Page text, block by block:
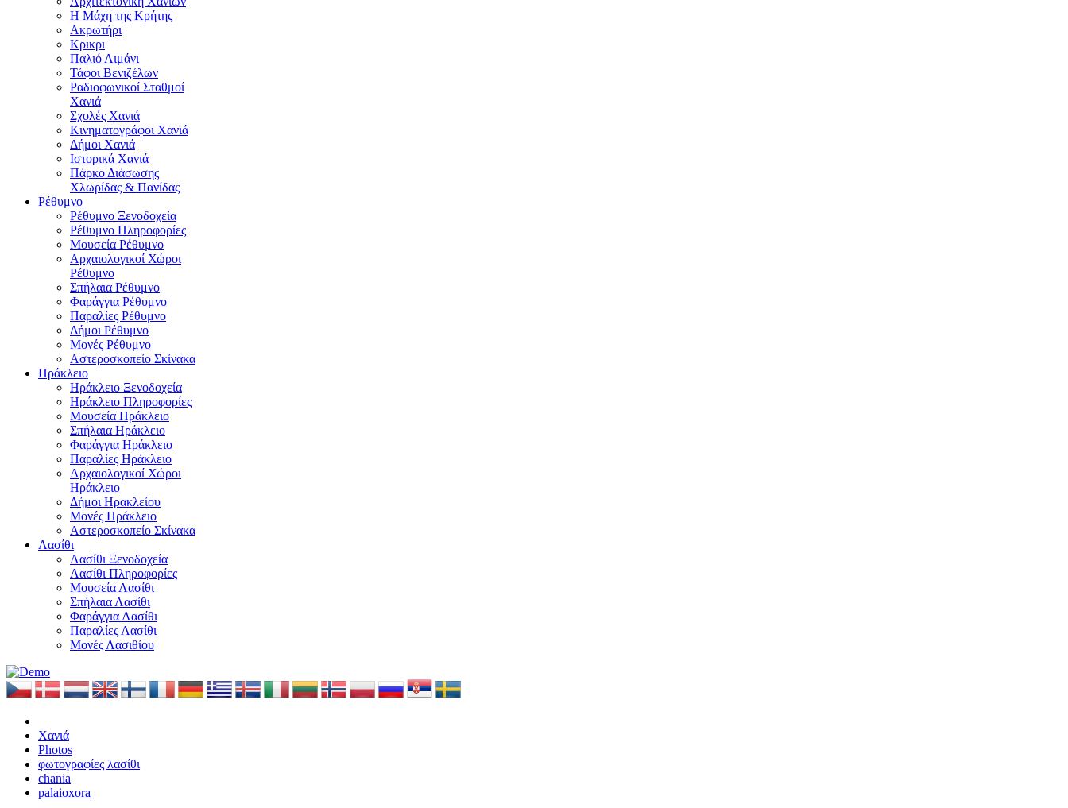
Η Μάχη της Κρήτης
Ακρωτήρι
Κρικρι
Παλιό Λιμάνι
Τάφοι Βενιζέλων
Ραδιοφωνικοί Σταθμοί
Χανιά
Σχολές Χανιά
Κινηματογράφοι Χανιά
Δήμοι Χανιά
Ιστορικά Χανιά
Πάρκο Διάσωσης
Χλωρίδας & Πανίδας
Ρέθυμνο
Ρέθυμνο Ξενοδοχεία
Ρέθυμνο Πληροφορίες
Μουσεία Ρέθυμνο
Αρχαιολογικοί Χώροι
Ρέθυμνο
Σπήλαια Ρέθυμνο
Φαράγγια Ρέθυμνο
Παραλίες Ρέθυμνο
Δήμοι Ρέθυμνο
Μονές Ρέθυμνο
Αστεροσκοπείο Σκίνακα
Ηράκλειο
Ηράκλειο Ξενοδοχεία
Ηράκλειο Πληροφορίες
Μουσεία Ηράκλειο
Σπήλαια Ηράκλειο
Φαράγγια Ηράκλειο
Παραλίες Ηράκλειο
Αρχαιολογικοί Χώροι
Ηράκλειο
Δήμοι Ηρακλείου
Μονές Ηράκλειο
Αστεροσκοπείο Σκίνακα
Λασίθι
Λασίθι Ξενοδοχεία
Λασίθι Πληροφορίες
Μουσεία Λασίθι
Σπήλαια Λασίθι
Φαράγγια Λασίθι
Παραλίες Λασίθι
Μονές Λασιθίου
Χανιά
Photos
φωτογραφίες λασίθι
chania
palaioxora